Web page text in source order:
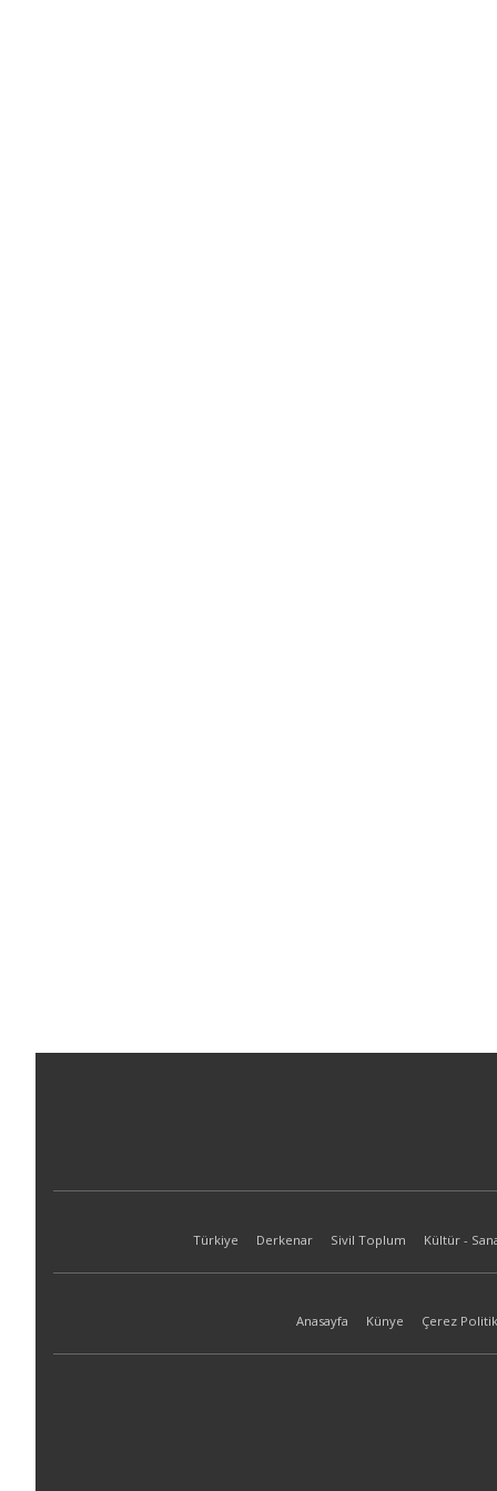
Türkiye Derkenar Sivil Toplum Kültür -
Anasayfa Künye Çerez